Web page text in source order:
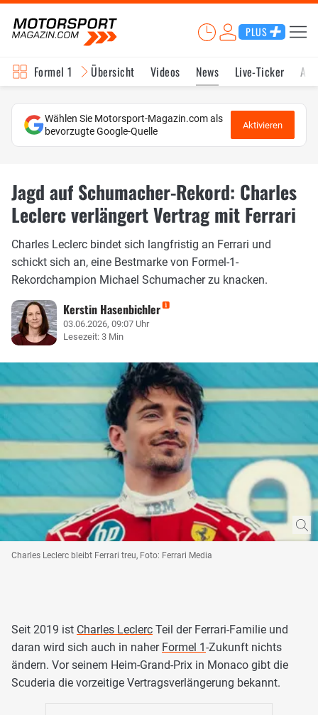
PLUS
Formel 1 Übersicht Videos News Live-Ticker
Wählen Sie Motorsport-Magazin.com als
bevorzugte Google-Quelle
Aktivieren
Jagd auf Schumacher-Rekord: Charles
Leclerc verlängert Vertrag mit Ferrari
Charles Leclerc bindet sich langfristig an Ferrari und
schickt sich an, eine Bestmarke von Formel-1-
Rekordchampion Michael Schumacher zu knacken.
Kerstin Hasenbichler
03.06.2026, 09:07 Uhr
Lesezeit: 3 Min
Charles Leclerc bleibt Ferrari treu, Foto: Ferrari Media
Seit 2019 ist Charles Leclerc Teil der Ferrari-Familie und
daran wird sich auch in naher Formel 1-Zukunft nichts
ändern. Vor seinem Heim-Grand-Prix in Monaco gibt die
Scuderia die vorzeitige Vertragsverlängerung bekannt.